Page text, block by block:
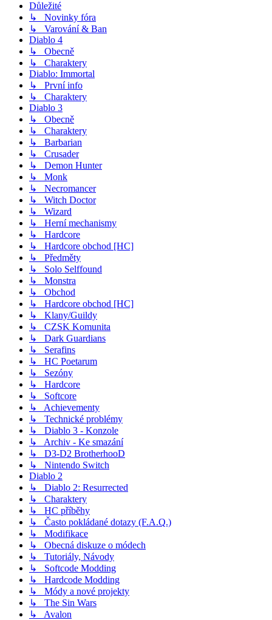
Důležité
↳ Novinky fóra
↳ Varování & Ban
Diablo 4
↳ Obecně
↳ Charaktery
Diablo: Immortal
↳ První info
↳ Charaktery
Diablo 3
↳ Obecně
↳ Charaktery
↳ Barbarian
↳ Crusader
↳ Demon Hunter
↳ Monk
↳ Necromancer
↳ Witch Doctor
↳ Wizard
↳ Herní mechanismy
↳ Hardcore
↳ Hardcore obchod [HC]
↳ Předměty
↳ Solo Selffound
↳ Monstra
↳ Obchod
↳ Hardcore obchod [HC]
↳ Klany/Guildy
↳ CZSK Komunita
↳ Dark Guardians
↳ Serafins
↳ HC Poetarum
↳ Sezóny
↳ Hardcore
↳ Softcore
↳ Achievementy
↳ Technické problémy
↳ Diablo 3 - Konzole
↳ Archiv - Ke smazání
↳ D3-D2 BrotherhooD
↳ Nintendo Switch
Diablo 2
↳ Diablo 2: Resurrected
↳ Charaktery
↳ HC příběhy
↳ Často pokládané dotazy (F.A.Q.)
↳ Modifikace
↳ Obecná diskuze o módech
↳ Tutoriály, Návody
↳ Softcode Modding
↳ Hardcode Modding
↳ Módy a nové projekty
↳ The Sin Wars
↳ Avalon